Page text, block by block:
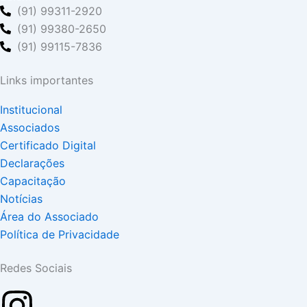
(91) 99311-2920
(91) 99380-2650
(91) 99115-7836
Links importantes
Institucional
Associados
Certificado Digital
Declarações
Capacitação
Notícias
Área do Associado
Política de Privacidade
Redes Sociais